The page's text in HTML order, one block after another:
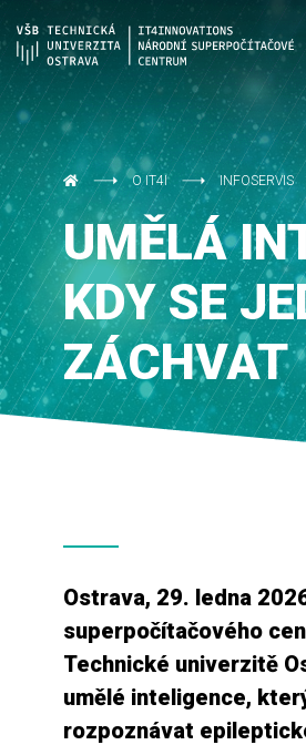
O IT4I INFOSERVIS
UMĚLÁ
KDY SE
ZÁCHVAT
Ostrava, 29. ledna
superpočítačového
Technické univerzitě
umělé inteligence,
rozpoznávat